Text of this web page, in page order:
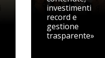
investimenti
record e
gestione
trasparente»